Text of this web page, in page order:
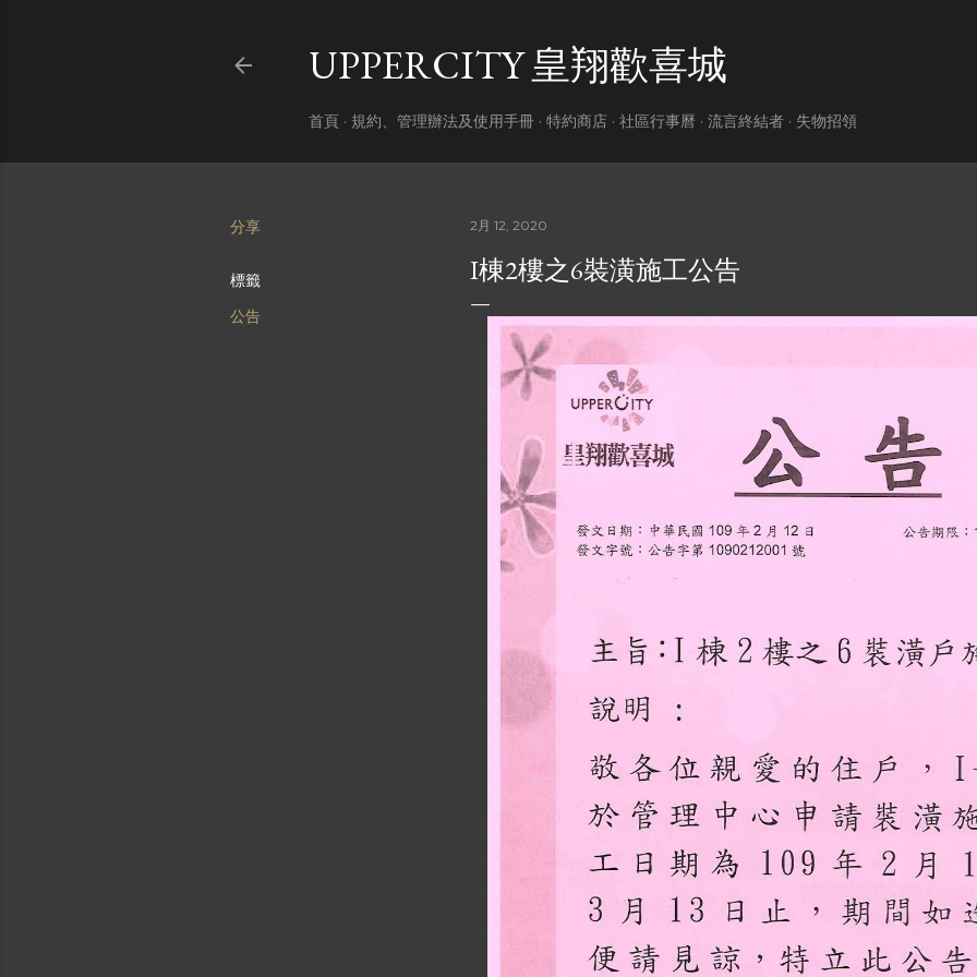
UPPERCITY 皇翔歡喜城
首頁 規約、管理辦法及使用手冊 特約商店 社區行事曆 流言終結者 失物招領
分享
標籤
公告
2月 12, 2020
I棟2樓之6裝潢施工公告